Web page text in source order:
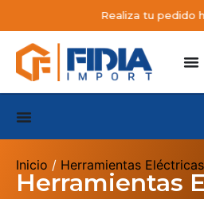
Realiza tu pedido
Inicio / Herramientas Eléctricas
Herramientas